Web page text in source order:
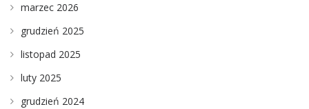
marzec 2026
grudzień 2025
listopad 2025
luty 2025
grudzień 2024